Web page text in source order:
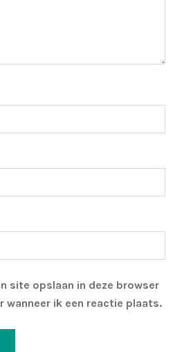
site opslaan in deze browser
wanneer ik een reactie plaats.